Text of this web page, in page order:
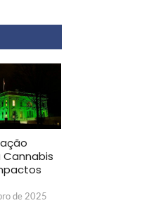
Cannabis
de 2025